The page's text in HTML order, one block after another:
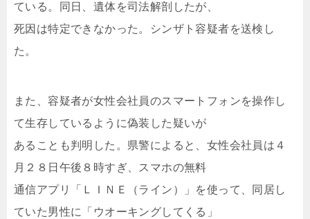
ている。同日、遺体を司法解剖したが、
死因は特定できなかった。シンザト容疑者を送検し
た。
また、容疑者が女性会社員のスマートフォンを操作し
て生存しているように偽装した疑いが
あることも判明した。県警によると、女性会社員は４
月２８日午後８時すぎ、スマホの無料
通信アプリ「ＬＩＮＥ（ライン）」を使って、同居し
ていた男性に「ウオーキングしてくる」